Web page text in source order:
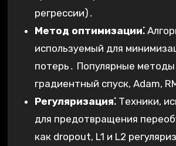
регрессии)․
Метод оптимизации⁚
используемый для
потерь․ Популярные
градиентный спуск, Adam,
Регуляризация⁚Техники,
для предотвращения
как dropout, L1 и L2